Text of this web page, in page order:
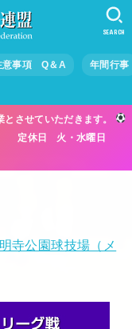
意事項 Q＆A 年間行事
SEARCH
させていただきます。
定休日 火・水曜日
寺公園球技場（メ